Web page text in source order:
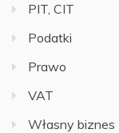
PIT, CIT
Podatki
Prawo
VAT
Własny biznes